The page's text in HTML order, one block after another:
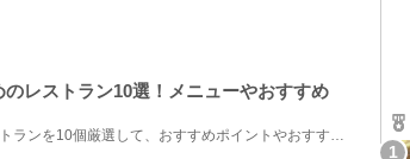
レストラン10選！メニューやおすすめ
東京ディズニーランドのランチにおすすめのレストランを10個厳選して、おすすめポイントやおすすめメニ...